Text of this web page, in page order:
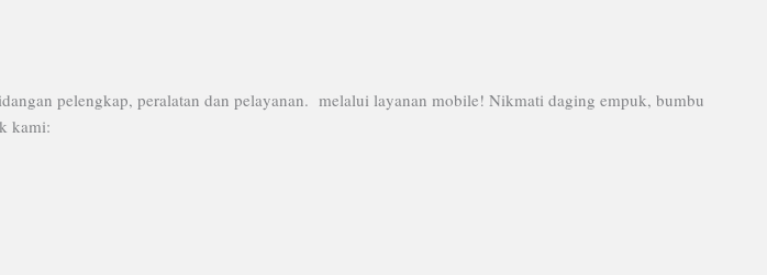
pelengkap, peralatan dan pelayanan. melalui layanan mobile! Nikmati daging empuk, bumbu
kami: